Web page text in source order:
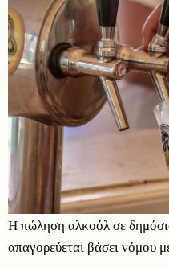
Η πώληση αλκοόλ σε
απαγορεύεται βάσει νόμου